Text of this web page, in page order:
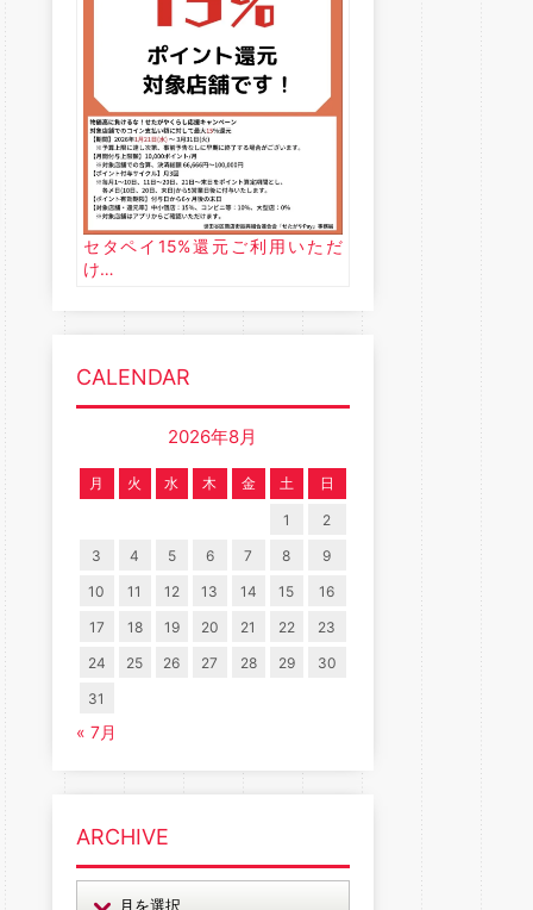
セタペイ15%還元ご利用いただ
け…
CALENDAR
2026年8月
月 火 水 木 金 土 日
1
2
3
4 5 6 7 8
9
10
11 12 13 14 15
16
17
18 19 20 21 22
23
24
25 26 27 28 29
30
31
« 7月
ARCHIVE